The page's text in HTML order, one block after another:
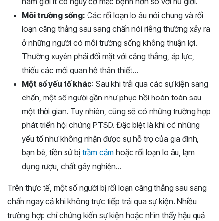
Môi trường sống: Các rối loạn lo âu nói chung và rối
loạn căng thẳng sau sang chấn nói riêng thường xảy ra
ở những người có môi trường sống không thuận lợi.
Thường xuyên phải đối mặt với căng thẳng, áp lực,
thiếu các mối quan hệ thân thiết…
Một số yếu tố khác: Sau khi trải qua các sự kiện sang
chấn, một số người gần như phục hồi hoàn toàn sau
một thời gian. Tuy nhiên, cũng sẽ có những trường hợp
phát triển hội chứng PTSD. Đặc biệt là khi có những
yếu tố như không nhận được sự hỗ trợ của gia đình,
bạn bè, tiền sử bị trầm cảm hoặc rối loạn lo âu, lạm
dụng rượu, chất gây nghiện…
Trên thực tế, một số người bị rối loạn căng thẳng sau sang
chấn ngay cả khi không trực tiếp trải qua sự kiện. Nhiều
trường hợp chỉ chứng kiến sự kiện hoặc nhìn thấy hậu quả